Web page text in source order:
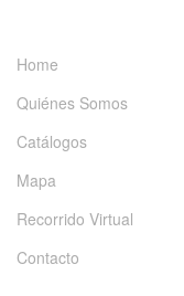
Home
Quiénes Somos
Catálogos
Mapa
Recorrido Virtual
Contacto